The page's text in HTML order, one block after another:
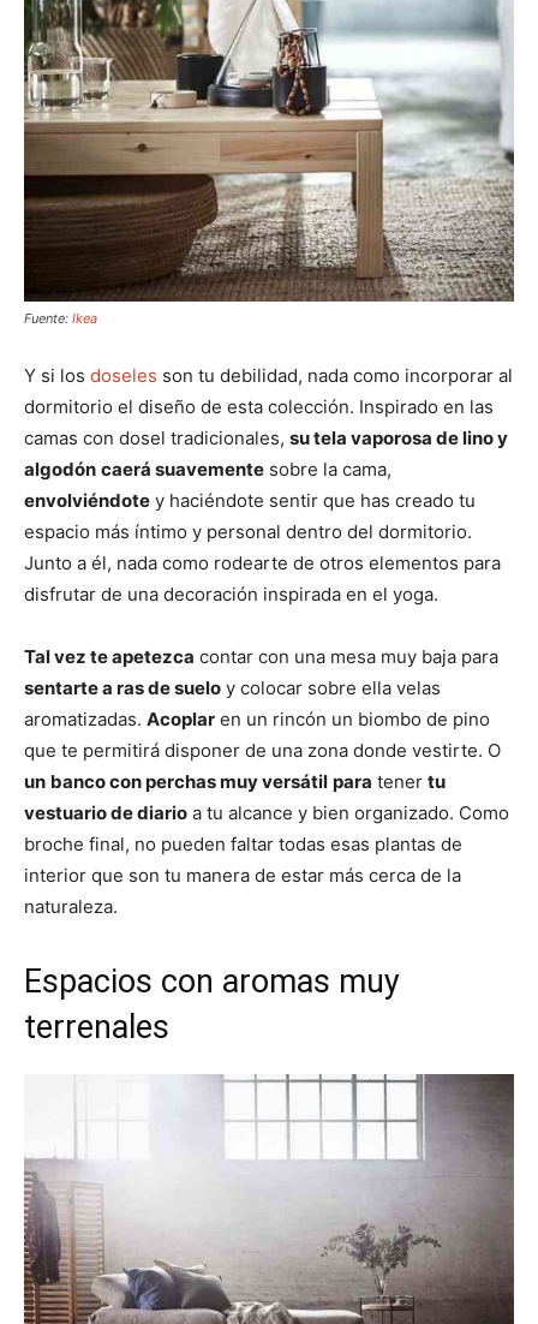
Fuente: Ikea
Y si los doseles son tu debilidad, nada como incorporar al
dormitorio el diseño de esta colección. Inspirado en las
camas con dosel tradicionales, su tela vaporosa de lino y
algodón caerá suavemente sobre la cama,
envolviéndote y haciéndote sentir que has creado tu
espacio más íntimo y personal dentro del dormitorio.
Junto a él, nada como rodearte de otros elementos para
disfrutar de una decoración inspirada en el yoga.
Tal vez te apetezca contar con una mesa muy baja para
sentarte a ras de suelo y colocar sobre ella velas
aromatizadas. Acoplar en un rincón un biombo de pino
que te permitirá disponer de una zona donde vestirte. O
un banco con perchas muy versátil para tener tu
vestuario de diario a tu alcance y bien organizado. Como
broche final, no pueden faltar todas esas plantas de
interior que son tu manera de estar más cerca de la
naturaleza.
Espacios con aromas muy
terrenales